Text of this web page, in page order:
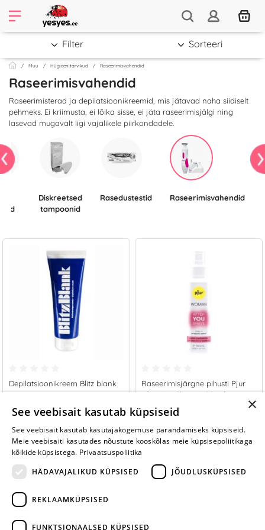
Muu Hügieenitarvikud Raseerimisvahendid
Filter Sorteeri
Raseerimisvahendid
Raseerimisterad ja depilatsioonikreemid, mis jätavad naha siidiselt
pehmeks. Ei kriimusta, ei lõika sisse, ei jäta raseerimisjälgi ning
lasevad mugavalt ligi vajalikele piirkondadele.
Diskreetsed
tampoonid
Rasedustestid Raseerimisvahendid
Depilatsioonikreem Blitz blank
16.95 €
LISA OSTUKORVI
Raseerimisjärgne pihusti Pjur
After You Shave (100 ml)
13.95 €
LISA OSTUKORVI
×
See veebisait kasutab küpsiseid
See veebisait kasutab kasutajakogemuse parandamiseks küpsiseid.
Meie veebisaiti kasutades nõustute kooskõlas meie küpsisepoliitikaga
kõikide küpsistega. Privaatsuspoliitika
HÄDAVAJALIKUD KÜPSISED
JÕUDLUSKÜPSISED
REKLAAMKÜPSISED
FUNKTSIONAALSED KÜPSISED